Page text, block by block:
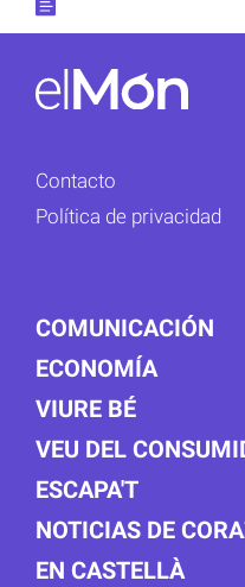
Contacto
Política de privacidad
COMUNICACIÓN
ECONOMÍA
VIURE BÉ
VEU DEL
ESCAPA'T
NOTICIAS DE
EN CASTELLÀ